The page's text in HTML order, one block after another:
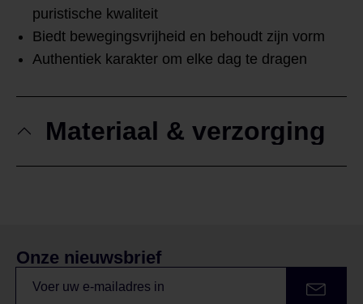
puristische kwaliteit
Biedt bewegingsvrijheid en behoudt zijn vorm
Authentiek karakter om elke dag te dragen
Materiaal & verzorging
Onze nieuwsbrief